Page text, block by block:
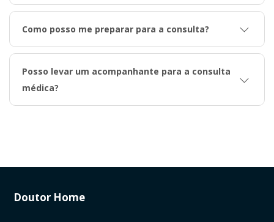
Como posso me preparar para a consulta?
Posso levar um acompanhante para a consulta
médica?
Doutor Home